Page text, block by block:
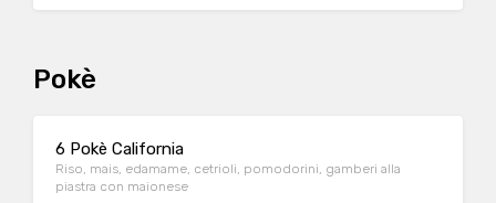
Pokè
6 Pokè California
Riso, mais, edamame, cetrioli, pomodorini, gamberi alla
piastra con maionese